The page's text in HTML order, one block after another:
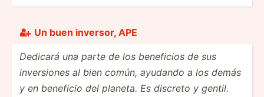
 Un buen inversor, APE
Dedicará una parte de los beneficios de sus
invers­iones al bien común, ayudando a los demás
y en beneficio del planeta. Es discreto y gentil.